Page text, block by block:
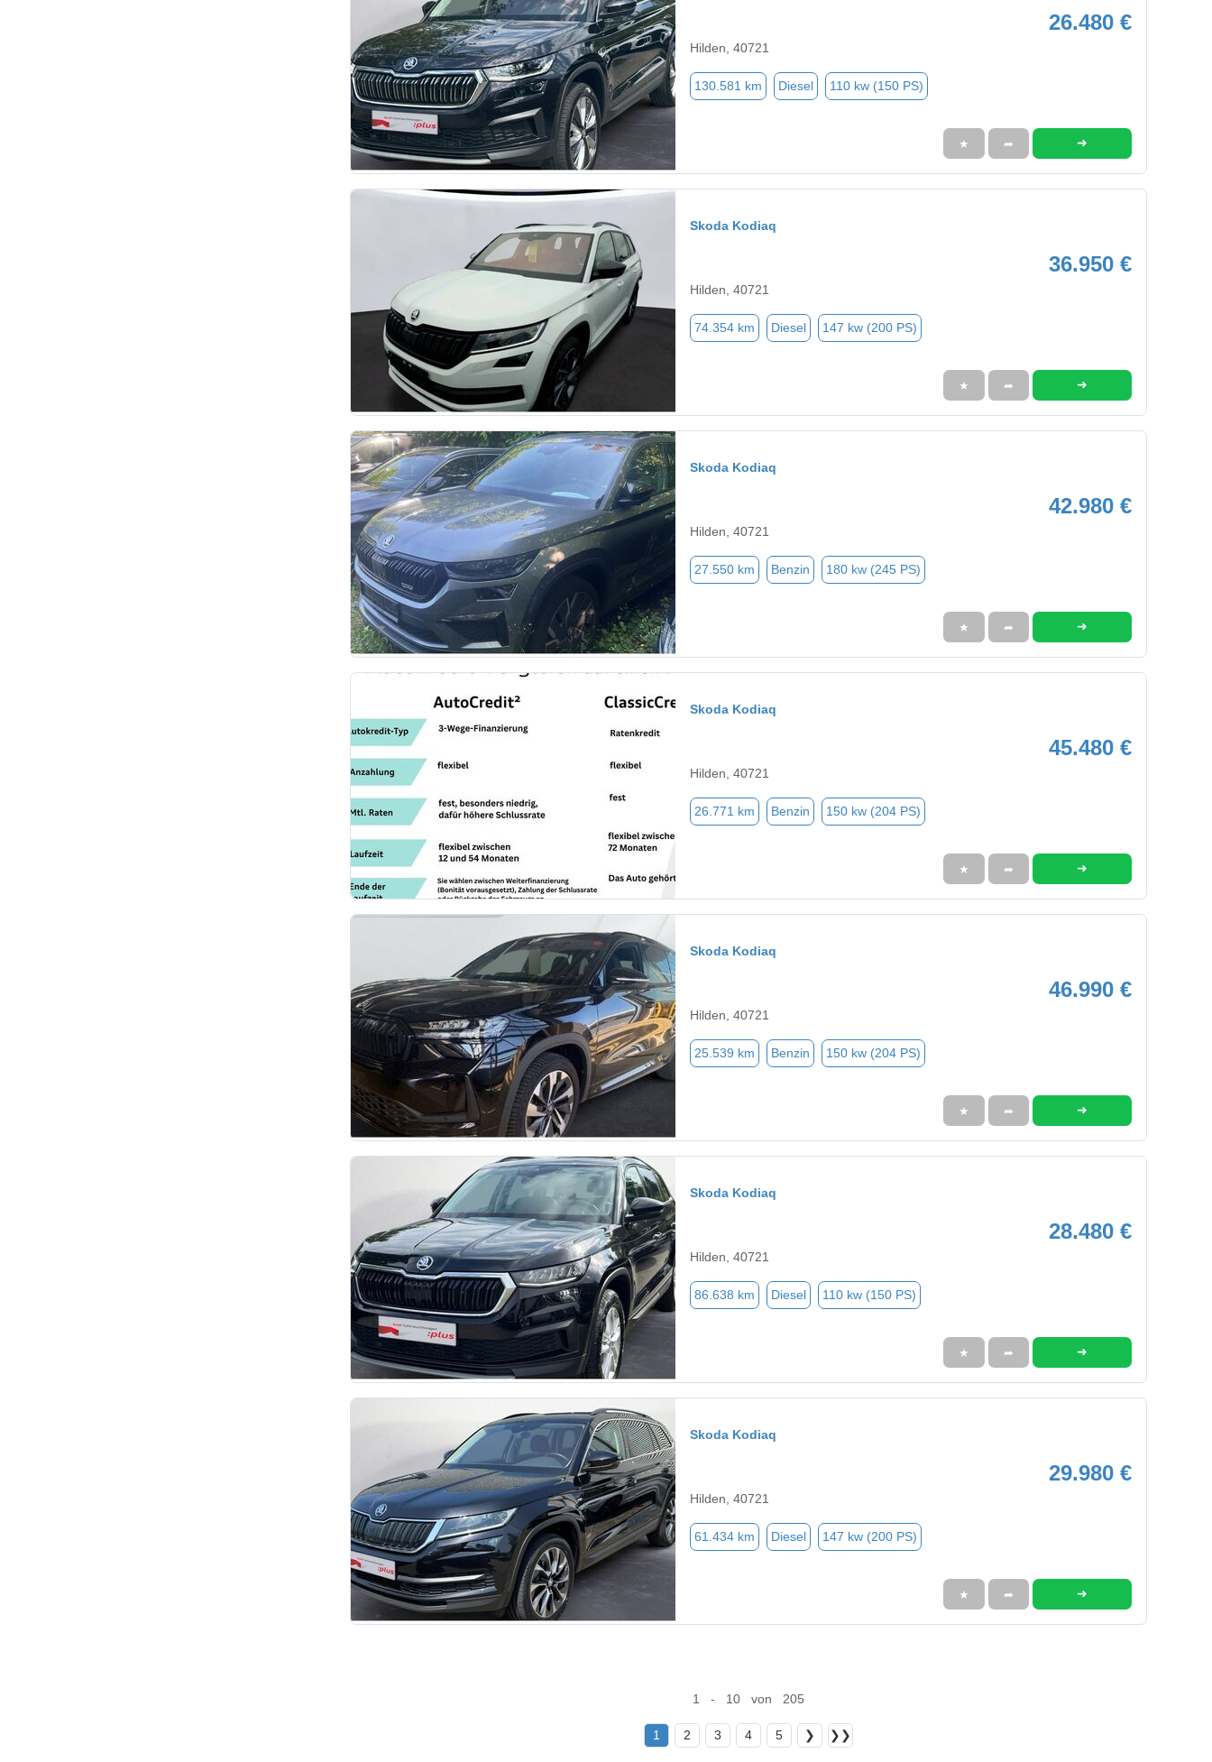
26.480 €
Hilden, 40721
130.581 km Diesel 110 kw (150 PS)
★ ➦ ➜
Skoda Kodiaq
36.950 €
Hilden, 40721
74.354 km Diesel 147 kw (200 PS)
★ ➦ ➜
Skoda Kodiaq
42.980 €
Hilden, 40721
27.550 km Benzin 180 kw (245 PS)
★ ➦ ➜
Skoda Kodiaq
45.480 €
Hilden, 40721
26.771 km Benzin 150 kw (204 PS)
★ ➦ ➜
Skoda Kodiaq
46.990 €
Hilden, 40721
25.539 km Benzin 150 kw (204 PS)
★ ➦ ➜
Skoda Kodiaq
28.480 €
Hilden, 40721
86.638 km Diesel 110 kw (150 PS)
★ ➦ ➜
Skoda Kodiaq
29.980 €
Hilden, 40721
61.434 km Diesel 147 kw (200 PS)
★ ➦ ➜
1 - 10 von 205
1 2 3 4 5 ❯ ❯❯